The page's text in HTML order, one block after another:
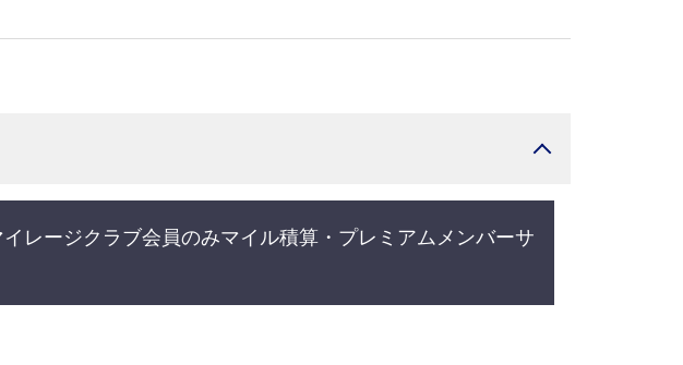
レージクラブ会員のみマイル積算・プレミアムメンバーサ